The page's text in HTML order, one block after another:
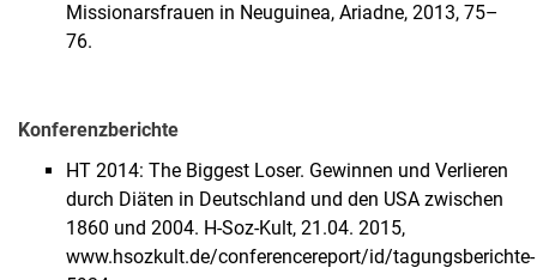
Missionarsfrauen in Neuguinea, Ariadne, 2013, 75–
76.
Konferenzberichte
HT 2014: The Biggest Loser. Gewinnen und Verlieren
durch Diäten in Deutschland und den USA zwischen
1860 und 2004. H-Soz-Kult, 21.04. 2015,
www.hsozkult.de/conferencereport/id/tagungsberichte-